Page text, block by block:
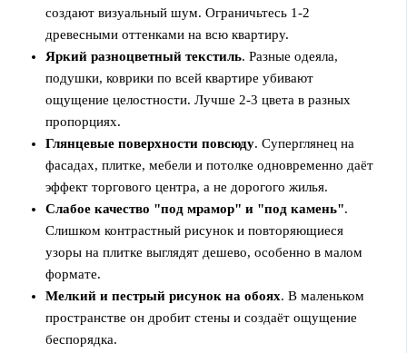
создают визуальный шум. Ограничьтесь 1-2
древесными оттенками на всю квартиру.
Яркий разноцветный текстиль. Разные одеяла,
подушки, коврики по всей квартире убивают
ощущение целостности. Лучше 2-3 цвета в разных
пропорциях.
Глянцевые поверхности повсюду. Суперглянец на
фасадах, плитке, мебели и потолке одновременно даёт
эффект торгового центра, а не дорогого жилья.
Слабое качество "под мрамор" и "под камень".
Слишком контрастный рисунок и повторяющиеся
узоры на плитке выглядят дешево, особенно в малом
формате.
Мелкий и пестрый рисунок на обоях. В маленьком
пространстве он дробит стены и создаёт ощущение
беспорядка.